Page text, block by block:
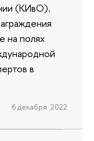
(КИвО).
на полях
в
6 декабря 2022